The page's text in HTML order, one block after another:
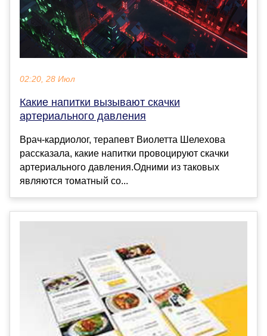
02:20, 28 Июл
Какие напитки вызывают скачки
артериального давления
Врач-кардиолог, терапевт Виолетта Шелехова
рассказала, какие напитки провоцируют скачки
артериального давления.Одними из таковых
являются томатный со...